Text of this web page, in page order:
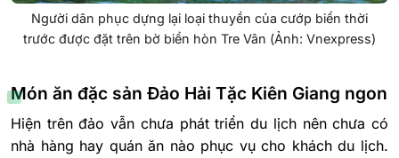
Người dân phục dựng lại loại thuyền của cướp biển thời
trước được đặt trên bờ biển hòn Tre Vân (Ảnh: Vnexpress)
Món ăn đặc sản Đảo Hải Tặc Kiên Giang ngon
Hiện trên đảo vẫn chưa phát triển du lịch nên chưa có
nhà hàng hay quán ăn nào phục vụ cho khách du lịch.